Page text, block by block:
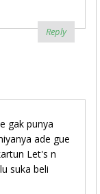
Reply
gak punya
ade gue
Let's n
suka beli